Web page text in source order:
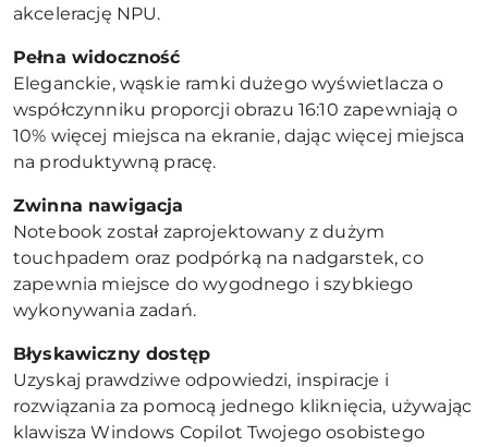
akcelerację NPU.
Pełna widoczność
Eleganckie, wąskie ramki dużego wyświetlacza o
współczynniku proporcji obrazu 16:10 zapewniają o
10% więcej miejsca na ekranie, dając więcej miejsca
na produktywną pracę.
Zwinna nawigacja
Notebook został zaprojektowany z dużym
touchpadem oraz podpórką na nadgarstek, co
zapewnia miejsce do wygodnego i szybkiego
wykonywania zadań.
Błyskawiczny dostęp
Uzyskaj prawdziwe odpowiedzi, inspiracje i
rozwiązania za pomocą jednego kliknięcia, używając
klawisza Windows Copilot Twojego osobistego